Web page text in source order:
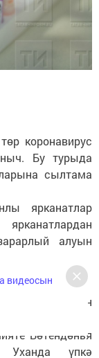
коронавирус
Бу турыда
сылтама
ярканатлар
алуын
паника өчен
Бөтендөнья
Уханда үпкә
видеосын